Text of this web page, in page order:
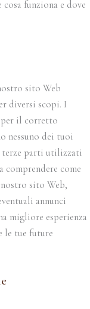
funziona e dove
sito Web
diversi scopi. I
il corretto
nessuno dei tuoi
terze parti utilizzati
comprendere come
sito Web,
annunci
migliore esperienza
le tue future